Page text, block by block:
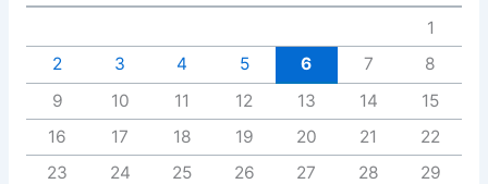
1
2
3 4 5 6 7
8
9
10 11 12 13 14
15
16
17 18 19 20 21
22
23
24 25 26 27 28
29